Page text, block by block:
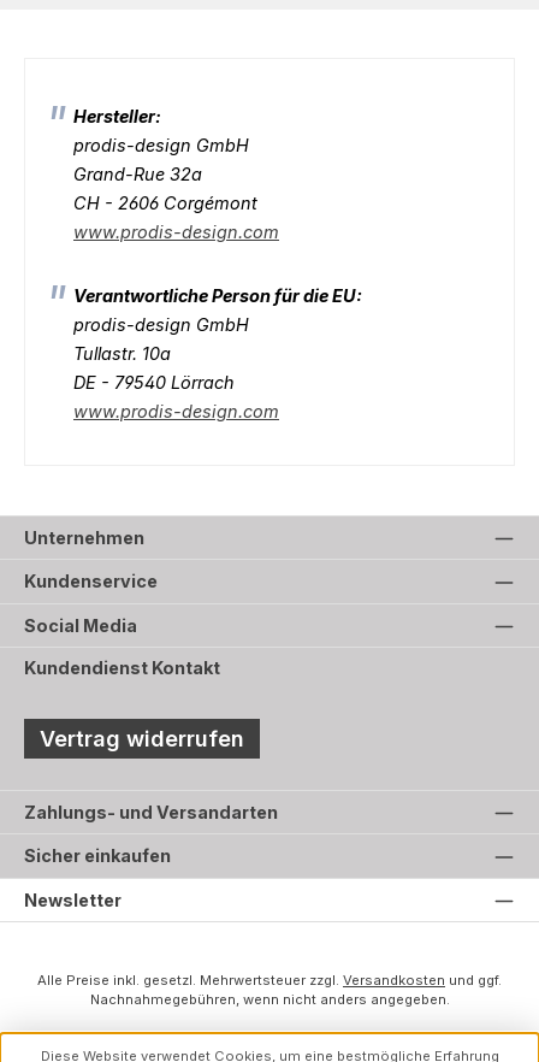
Hersteller:
prodis-design GmbH
Grand-Rue 32a
CH - 2606 Corgémont
www.prodis-design.com
Verantwortliche Person für die EU:
prodis-design GmbH
Tullastr. 10a
DE - 79540 Lörrach
www.prodis-design.com
Unternehmen
Kundenservice
Social Media
Kundendienst Kontakt
Vertrag widerrufen
Zahlungs- und Versandarten
Sicher einkaufen
Newsletter
Alle Preise inkl. gesetzl. Mehrwertsteuer zzgl. Versandkosten und ggf.
Nachnahmegebühren, wenn nicht anders angegeben.
Diese Website verwendet Cookies, um eine bestmögliche Erfahrung